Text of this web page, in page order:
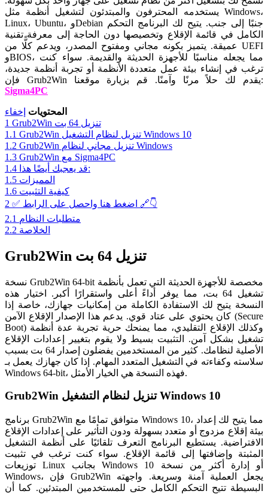
يستخدمه المحترفون والمبتدئون لتشغيل أنظمة مثل Windows،
Linux، Ubuntu، وDebian جنبًا إلى جنب. يتيح لك البرنامج التحكم
الكامل في قائمة الإقلاع وتخصيصها دون الحاجة إلى معرفة تقنية
عميقة. يتميز بكونه مجاني ومفتوح المصدر، ويدعم كلًّا من UEFI
وBIOS، مما يجعله مناسبًا للأجهزة الحديثة والقديمة. سواء كنت
ترغب في إنشاء بيئة عمل متعددة الأنظمة أو تجربة أنظمة جديدة،
فإن Grub2Win يقدم لك حلاً مرنًا وآمنًا.قم بزيارة موقعنا:
Sigma4PC
المحتويات إخفاء
1
Grub2Win تنزيل 64 بت
1.1
Grub2Win تنزيل لنظام التشغيل Windows 10
1.2
Grub2Win تنزيل مجاني لنظام Windows
1.3
Grub2Win مع Sigma4PC
1.4
قد يعجبك أيضًا هذا:
1.5 المميزات
1.6 كيفية التثبيت
2
✅ اضغط هنا واحصل على الرابط 🔗👇
2.1 متطلبات النظام
2.2 الخلاصة
Grub2Win تنزيل 64 بت
نسخة Grub2Win 64-bit مخصصة للأجهزة الحديثة التي تعمل بأنظمة
تشغيل 64 بت، مما يوفر أداءً أعلى واستقرارًا أكبر. اختيار هذه
النسخة يتيح لك الاستفادة الكاملة من إمكانيات جهازك، خاصة إذا
كان يحتوي على عتاد قوي. يدعم هذا الإصدار الإقلاع الآمن (Secure
Boot) وكذلك الإقلاع التقليدي، مما يمنحك حرية تجربة عدة أنظمة
تشغيل بشكل آمن. التثبيت بسيط ولا يقوم بتغيير إعدادات الإقلاع
الأصلية لنظامك. كثير من المستخدمين يفضلون إصدار 64 بت بسبب
سلاسته وكفاءته في التشغيل المتعدد المهام. إذا كان جهازك يعمل بـ
Windows 64-bit، فهذه النسخة هي الخيار الأمثل.
Grub2Win تنزيل لنظام التشغيل Windows 10
برنامج Grub2Win متوافق تمامًا مع Windows 10، مما يتيح لك إعداد
بيئة إقلاع مزدوج أو متعدد بسهولة ودون التأثير على إعدادات الإقلاع
الافتراضية. يستطيع البرنامج التعرف تلقائيًا على أنظمة التشغيل
المثبتة وإضافتها إلى قائمة الإقلاع. سواء كنت ترغب في تثبيت
توزيعات Linux بجانب Windows 10 أو إدارة أكثر من نسخة
Windows، فإن Grub2Win يجعل العملية آمنة وسريعة. واجهته
البسيطة تتيح التحكم الكامل حتى للمستخدمين المبتدئين. كما أن